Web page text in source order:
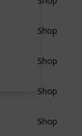
Shop
Shop
Shop
Shop